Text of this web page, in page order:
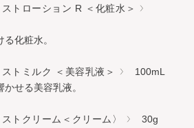
トローション R ＜化粧水＞
化粧水。
トミルク ＜美容乳液＞
100mL
せる美容乳液。
トクリーム＜クリーム〉
30g